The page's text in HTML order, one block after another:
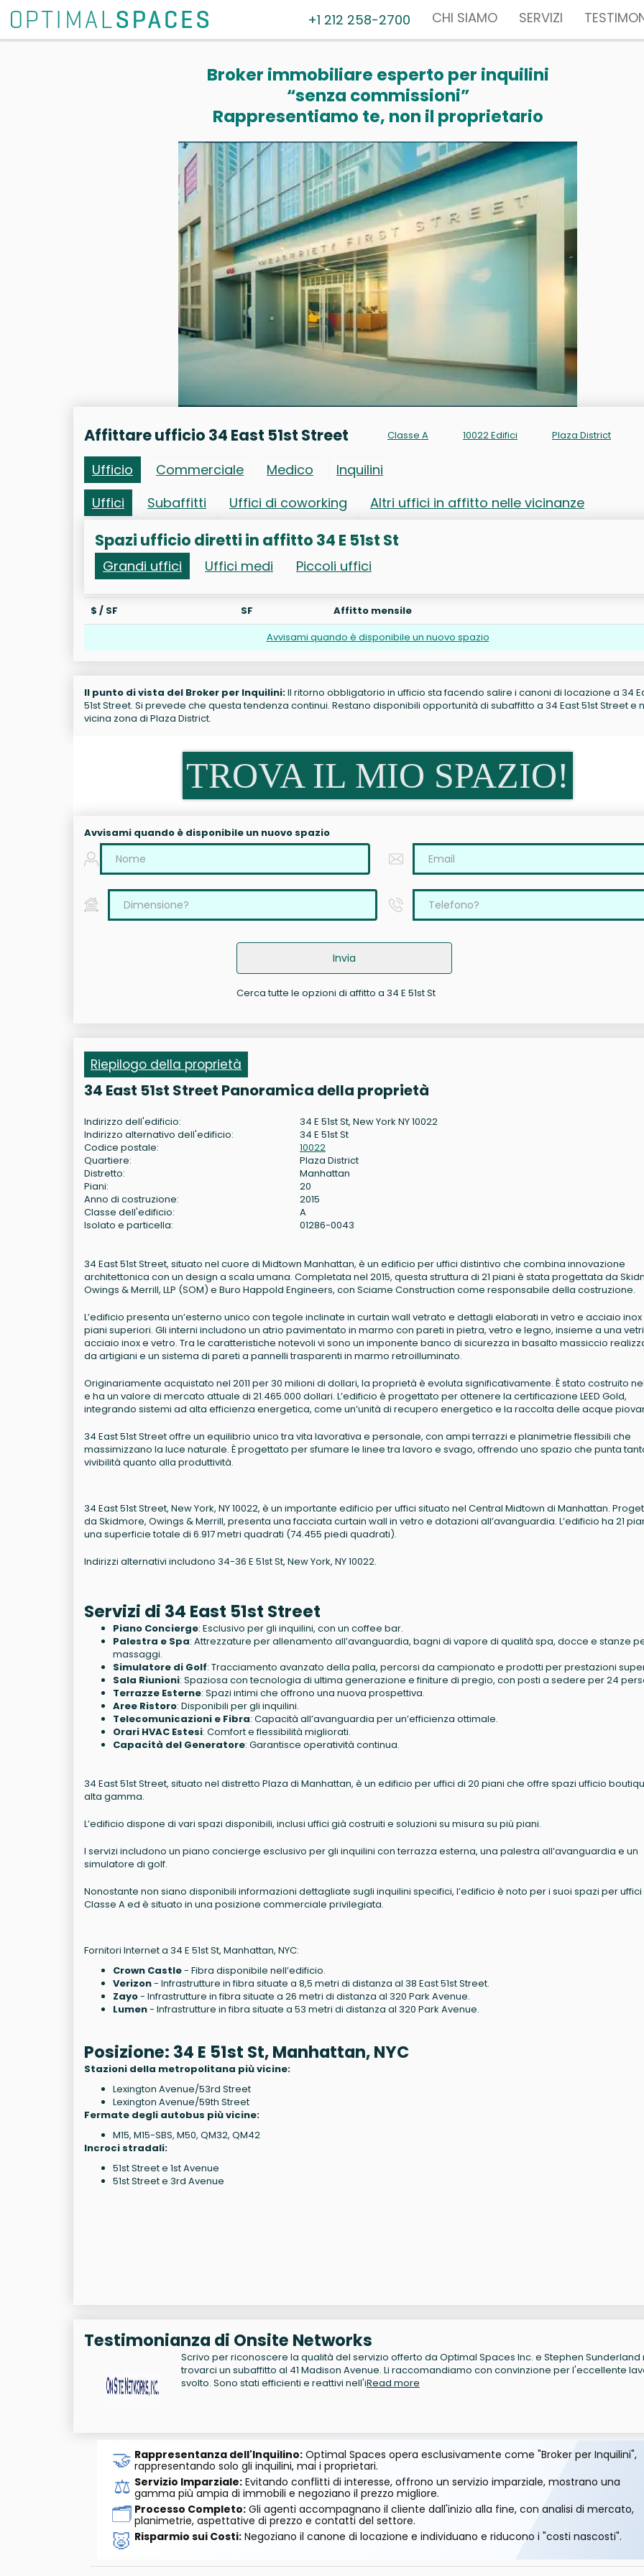
+1 212 258-2700 CHI SIAMO SERVIZI
Broker immobiliare esperto per inquilini
“senza commissioni”
Rappresentiamo te, non il proprietario
Affittare ufficio 34 East 51st Street Classe A 10022 Edifici Plaza District
Ufficio Commerciale Medico
Inquilini
Uffici
Subaffitti Uffici di coworking Altri uffici in affitto nelle vicinanze
Spazi ufficio diretti in affitto 34 E 51st St
Grandi uffici Uffici medi Piccoli uffici
$ / SF SF
Affitto mensile
Avvisami quando è disponibile un nuovo spazio
Il punto di vista del Broker per Inquilini:Il ritorno obbligatorio in ufficio sta facendo salire i canoni di locazione a 34
51st Street. Si prevede che questa tendenza continui. Restano disponibili opportunità di subaffitto a 34 East 51st Street e
vicina zona di Plaza District.
TROVA IL MIO SPAZIO!
Avvisami quando è disponibile un nuovo spazio
Invia
Cerca tutte le opzioni di affitto a 34 E 51st St
Riepilogo della proprietà
34 East 51st Street Panoramica della proprietà
Indirizzo dell'edificio:
34 E 51st St, New York NY 10022
Indirizzo alternativo dell'edificio:
34 E 51st St
Codice postale:
10022
Quartiere:
Plaza District
Distretto:
Manhattan
Piani:
20
Anno di costruzione:
2015
Classe dell'edificio:
A
Isolato e particella:
01286-0043
34 East 51st Street, situato nel cuore di Midtown Manhattan, è un edificio per uffici distintivo che combina innovazione
architettonica con un design a scala umana. Completata nel 2015, questa struttura di 21 piani è stata progettata da
Owings & Merrill, LLP (SOM) e Buro Happold Engineers, con Sciame Construction come responsabile della costruzione.
L’edificio presenta un’esterno unico con tegole inclinate in curtain wall vetrato e dettagli elaborati in vetro e acciaio inox
piani superiori. Gli interni includono un atrio pavimentato in marmo con pareti in pietra, vetro e legno, insieme a una
acciaio inox e vetro. Tra le caratteristiche notevoli vi sono un imponente banco di sicurezza in basalto massiccio
da artigiani e un sistema di pareti a pannelli trasparenti in marmo retroilluminato.
Originariamente acquistato nel 2011 per 30 milioni di dollari, la proprietà è evoluta significativamente. È stato costruito nel
e ha un valore di mercato attuale di 21.465.000 dollari. L’edificio è progettato per ottenere la certificazione LEED Gold,
integrando sistemi ad alta efficienza energetica, come un’unità di recupero energetico e la raccolta delle acque
34 East 51st Street offre un equilibrio unico tra vita lavorativa e personale, con ampi terrazzi e planimetrie flessibili che
massimizzano la luce naturale. È progettato per sfumare le linee tra lavoro e svago, offrendo uno spazio che punta
vivibilità quanto alla produttività.
34 East 51st Street, New York, NY 10022, è un importante edificio per uffici situato nel Central Midtown di Manhattan.
da Skidmore, Owings & Merrill, presenta una facciata curtain wall in vetro e dotazioni all’avanguardia. L’edificio ha 21
una superficie totale di 6.917 metri quadrati (74.455 piedi quadrati).
Indirizzi alternativi includono 34-36 E 51st St, New York, NY 10022.
Servizi di 34 East 51st Street
Piano Concierge: Esclusivo per gli inquilini, con un coffee bar.
Palestra e Spa: Attrezzature per allenamento all’avanguardia, bagni di vapore di qualità spa, docce e stanze
massaggi.
Simulatore di Golf: Tracciamento avanzato della palla, percorsi da campionato e prodotti per prestazioni
Sala Riunioni: Spaziosa con tecnologia di ultima generazione e finiture di pregio, con posti a sedere per 24
Terrazze Esterne: Spazi intimi che offrono una nuova prospettiva.
Aree Ristoro: Disponibili per gli inquilini.
Telecomunicazioni e Fibra: Capacità all’avanguardia per un’efficienza ottimale.
Orari HVAC Estesi: Comfort e flessibilità migliorati.
Capacità del Generatore: Garantisce operatività continua.
34 East 51st Street, situato nel distretto Plaza di Manhattan, è un edificio per uffici di 20 piani che offre spazi ufficio
alta gamma.
L’edificio dispone di vari spazi disponibili, inclusi uffici già costruiti e soluzioni su misura su più piani.
I servizi includono un piano concierge esclusivo per gli inquilini con terrazza esterna, una palestra all’avanguardia e un
simulatore di golf.
Nonostante non siano disponibili informazioni dettagliate sugli inquilini specifici, l’edificio è noto per i suoi spazi per uffici
Classe A ed è situato in una posizione commerciale privilegiata.
Fornitori Internet a 34 E 51st St, Manhattan, NYC:
Crown Castle- Fibra disponibile nell’edificio.
Verizon- Infrastrutture in fibra situate a 8,5 metri di distanza al 38 East 51st Street.
Zayo- Infrastrutture in fibra situate a 26 metri di distanza al 320 Park Avenue.
Lumen- Infrastrutture in fibra situate a 53 metri di distanza al 320 Park Avenue.
Posizione: 34 E 51st St, Manhattan, NYC
Stazioni della metropolitana più vicine:
Lexington Avenue/53rd Street
Lexington Avenue/59th Street
Fermate degli autobus più vicine:
M15, M15-SBS, M50, QM32, QM42
Incroci stradali:
51st Street e 1st Avenue
51st Street e 3rd Avenue
Testimonianza di Onsite Networks
Scrivo per riconoscere la qualità del servizio offerto da Optimal Spaces Inc. e Stephen Sunderland
trovarci un subaffitto al 41 Madison Avenue. Li raccomandiamo con convinzione per l'eccellente
svolto. Sono stati efficienti e reattivi nell'iRead more
🤝 Rappresentanza dell'Inquilino:Optimal Spaces opera esclusivamente come "Broker per Inquilini",
rappresentando solo gli inquilini, mai i proprietari.
⚖️ Servizio Imparziale:Evitando conflitti di interesse, offrono un servizio imparziale, mostrano una
gamma più ampia di immobili e negoziano il prezzo migliore.
🗂️ Processo Completo:Gli agenti accompagnano il cliente dall'inizio alla fine, con analisi di mercato,
planimetrie, aspettative di prezzo e contatti del settore.
🐷 Risparmio sui Costi:Negoziano il canone di locazione e individuano e riducono i "costi nascosti".